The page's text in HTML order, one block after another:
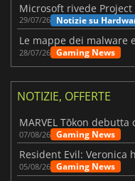
Microsoft rivede
29/07/26 Notizie su
28/07/26 Gaming News
NOTIZIE, OFFERTE
07/08/26 Gaming News
05/08/26 Gaming News